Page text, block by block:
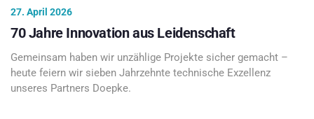
27. April 2026
70 Jahre Innovation aus Leidenschaft
Gemeinsam haben wir unzählige Projekte sicher gemacht –
heute feiern wir sieben Jahrzehnte technische Exzellenz
unseres Partners Doepke.